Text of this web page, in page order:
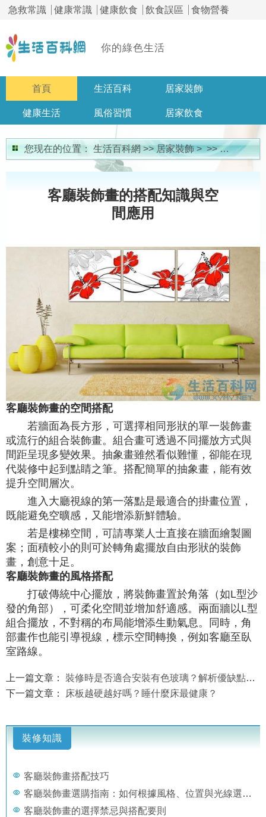
急救常識 健康常識 健康飲食 飲食誤區 食物營養
你的綠色生活
首頁 生活百科 居家裝飾
健康生活 風俗習慣 居家飲食
居家問答
您现在的位置： 生活百科網 >>居家裝飾> >>裝修知識
客廳裝飾畫的搭配知識與空
間應用
客廳裝飾畫的空間搭配
若牆面為長方形，可選擇相同形狀的單一裝飾畫
或流行的組合裝飾畫。組合畫可透過不同擺放方式與
間距呈現多變效果。抽象畫雖然看似難懂，卻能在現
代裝修中起到點睛之筆。搭配簡單的抽象畫，能有效
提升空間層次。
進入大廳視線的第一落點是最適合的掛畫位置，
既能避免空曠感，又能增添新鮮體驗。
若是樓梯空間，可請專業人士直接在牆面繪製圖
案；面積較小的則可於轉角處擺放自由形狀的裝飾
畫，創意十足。
客廳裝飾畫的風格搭配
打破傳統中心擺放，將裝飾畫置於角落（如L型沙
發的角部），可柔化空間並增加舒適感。兩面牆以L型
組合擺放，不對稱的布局能增添生動氣息。同時，角
部畫作也能引導視線，標示空間轉換，例如客廳至臥
室路線。
上一篇文章： 裝修時是否適合安裝有色玻璃？解析優缺點與替代方案
下一篇文章：
床板越硬越好嗎？睡什麼床最健康？
裝修知識
客廳裝飾畫搭配技巧
客廳裝飾畫選購指南：如何根據風格、位置與光線選擇適畫畫作
客廳裝飾畫的選擇禁忌與搭配要則